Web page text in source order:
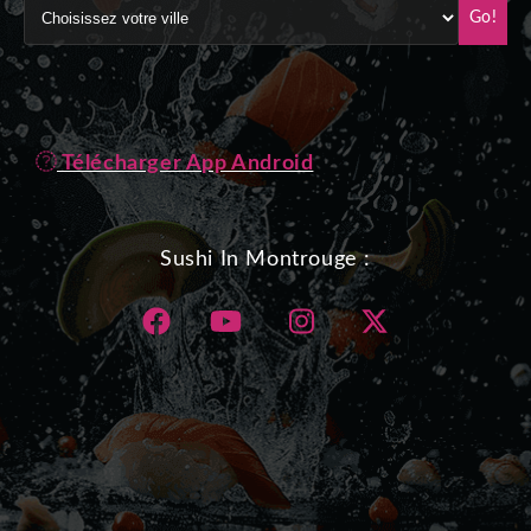
Go!
Télécharger App Android
Sushi In Montrouge :